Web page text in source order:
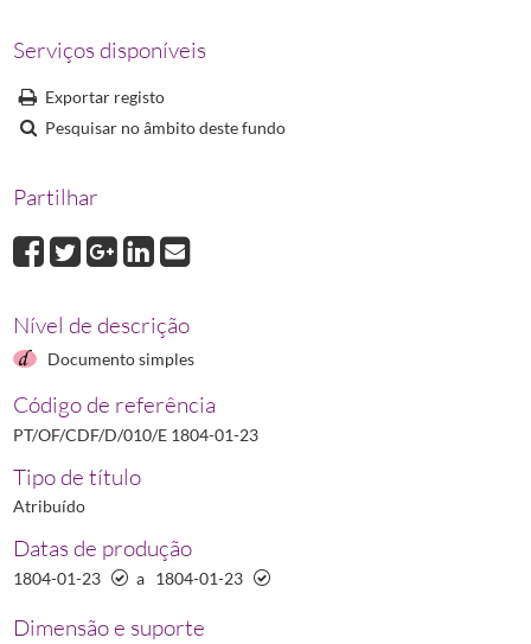
(...)
E 1856-05-29
Serviços disponíveis
Exportar registo
Pesquisar no âmbito deste fundo
Partilhar
Nível de descrição
Documento simples
Código de referência
PT/OF/CDF/D/010/E 1804-01-23
Tipo de título
Atribuído
Datas de produção
1804-01-23 a 1804-01-23
Dimensão e suporte